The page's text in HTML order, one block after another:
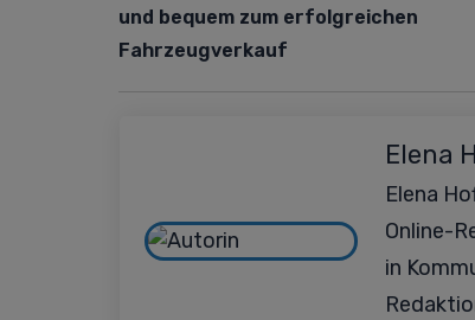
und bequem zum erfolgreichen
Fahrzeugverkauf
Elena
Elena
Online-
in